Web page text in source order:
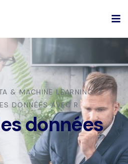
& MACHINE LEARNING
DONNÉES AVEC R
données